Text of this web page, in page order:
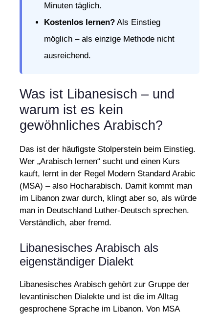
Minuten täglich.
Kostenlos lernen? Als Einstieg
möglich – als einzige Methode nicht
ausreichend.
Was ist Libanesisch – und
warum ist es kein
gewöhnliches Arabisch?
Das ist der häufigste Stolperstein beim Einstieg.
Wer „Arabisch lernen“ sucht und einen Kurs
kauft, lernt in der Regel Modern Standard Arabic
(MSA) – also Hocharabisch. Damit kommt man
im Libanon zwar durch, klingt aber so, als würde
man in Deutschland Luther-Deutsch sprechen.
Verständlich, aber fremd.
Libanesisches Arabisch als
eigenständiger Dialekt
Libanesisches Arabisch gehört zur Gruppe der
levantinischen Dialekte und ist die im Alltag
gesprochene Sprache im Libanon. Von MSA